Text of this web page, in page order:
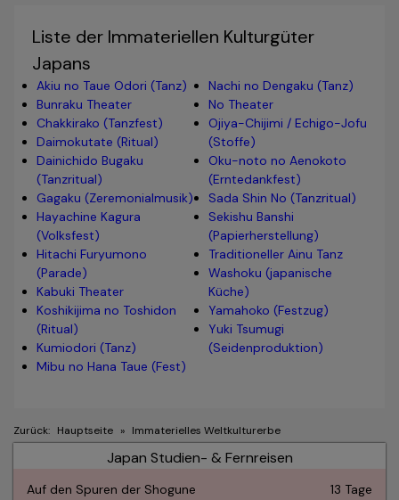
Liste der Immateriellen Kulturgüter
Japans
Akiu no Taue Odori (Tanz)
Bunraku Theater
Chakkirako (Tanzfest)
Daimokutate (Ritual)
Dainichido Bugaku
(Tanzritual)
Gagaku (Zeremonialmusik)
Hayachine Kagura
(Volksfest)
Hitachi Furyumono
(Parade)
Kabuki Theater
Koshikijima no Toshidon
(Ritual)
Kumiodori (Tanz)
Mibu no Hana Taue (Fest)
Nachi no Dengaku (Tanz)
No Theater
Ojiya-Chijimi / Echigo-Jofu
(Stoffe)
Oku-noto no Aenokoto
(Erntedankfest)
Sada Shin No (Tanzritual)
Sekishu Banshi
(Papierherstellung)
Traditioneller Ainu Tanz
Washoku (japanische
Küche)
Yamahoko (Festzug)
Yuki Tsumugi
(Seidenproduktion)
Zurück: Hauptseite » Immaterielles Weltkulturerbe
Japan Studien- & Fernreisen
Auf den Spuren der Shogune
13 Tage